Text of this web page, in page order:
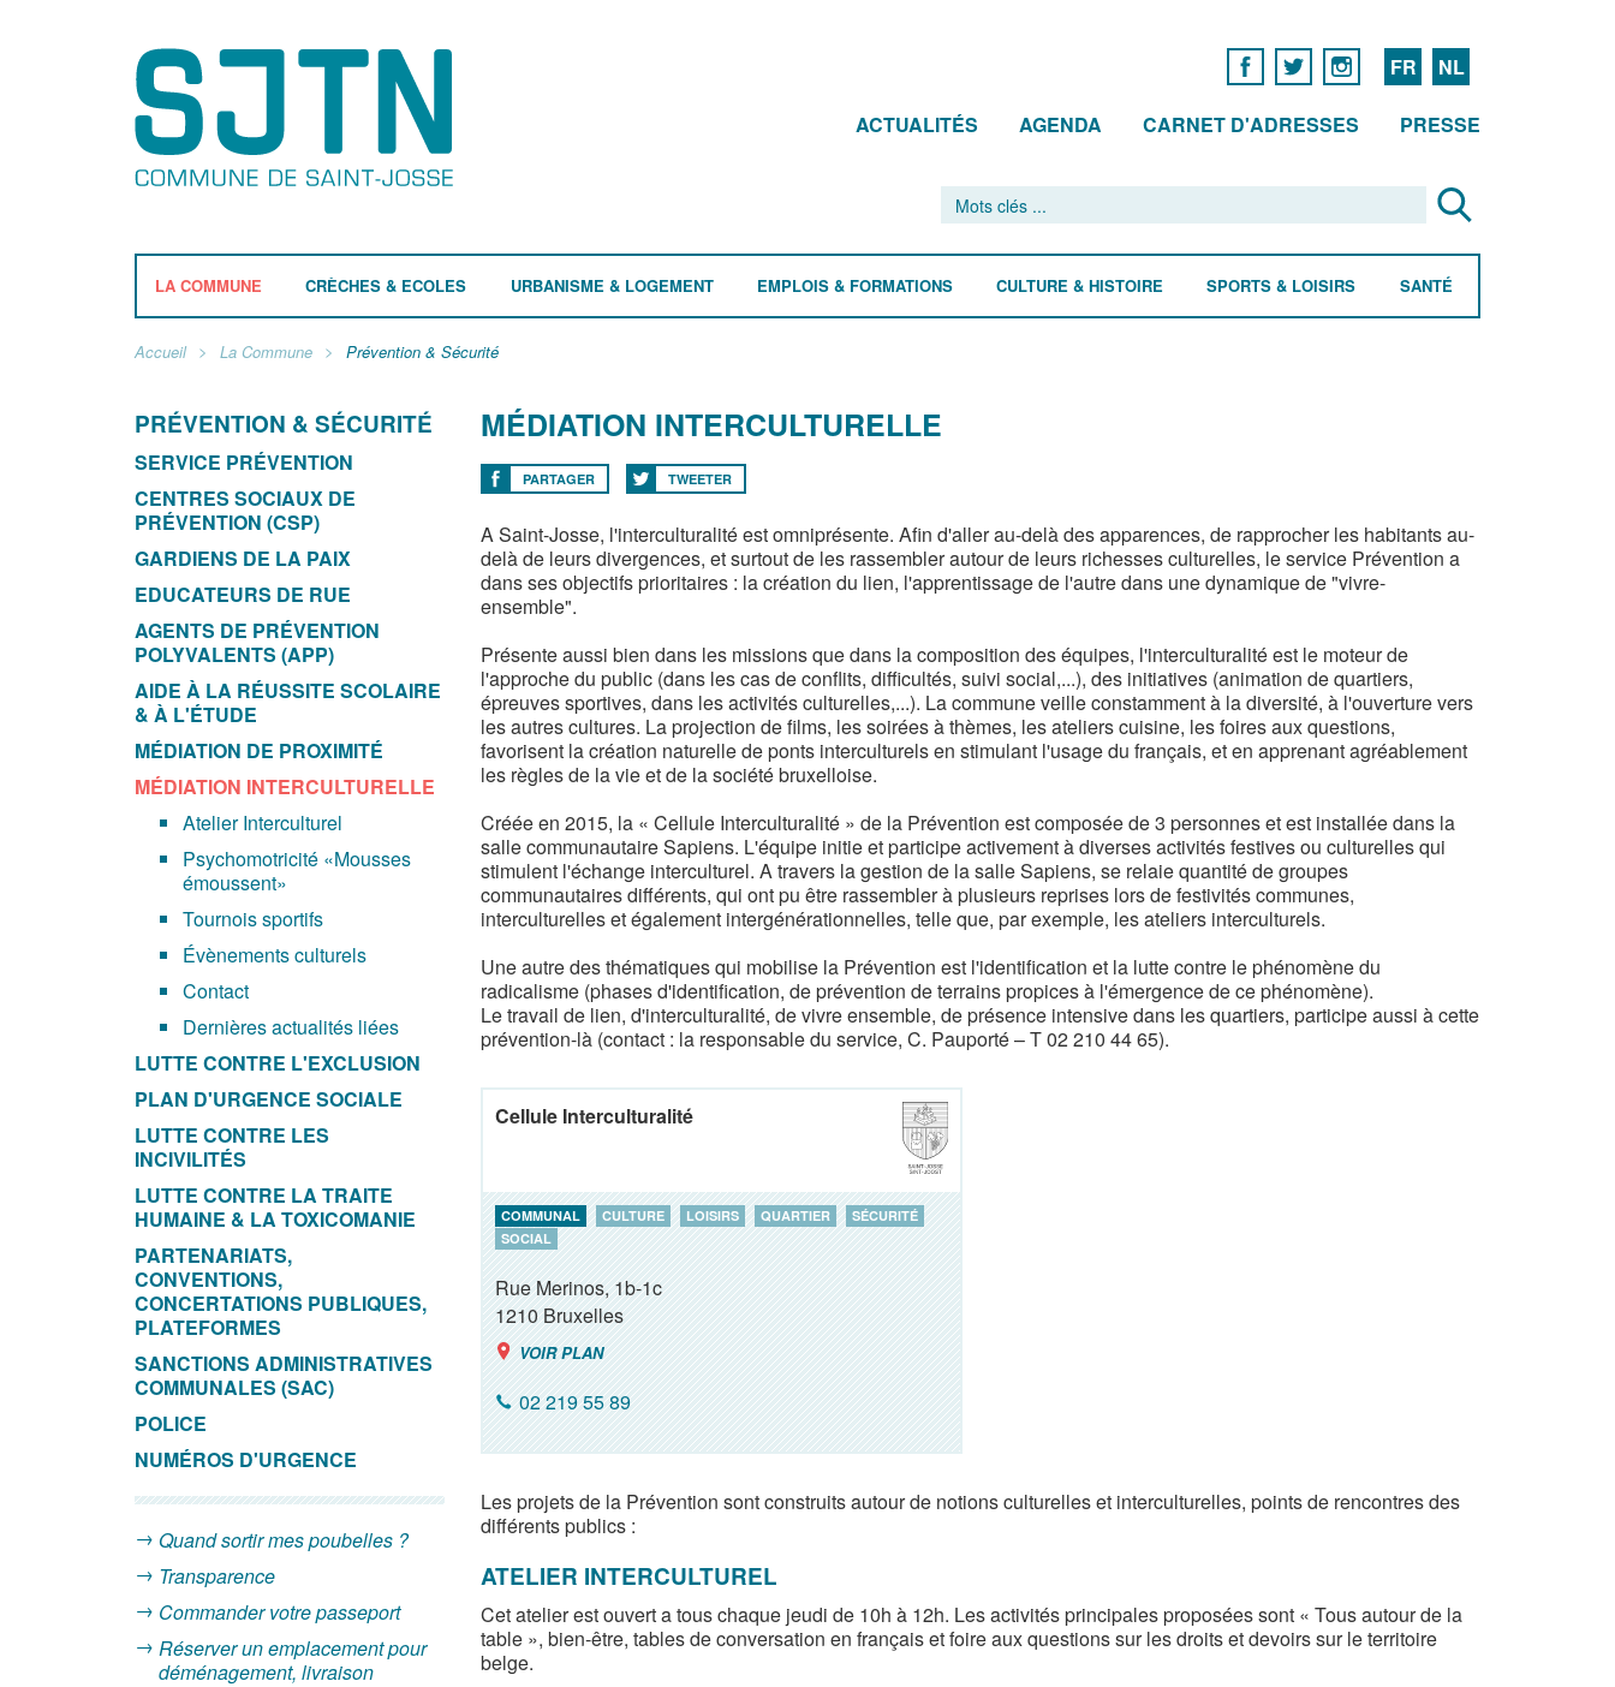
FR NL
ACTUALITÉS AGENDA CARNET D'ADRESSES PRESSE
LA COMMUNE CRÈCHES & ECOLES URBANISME & LOGEMENT EMPLOIS & FORMATIONS CULTURE & HISTOIRE SPORTS & LOISIRS SANTÉ
Accueil La Commune Prévention & Sécurité
PRÉVENTION & SÉCURITÉ
SERVICE PRÉVENTION
CENTRES SOCIAUX DE
PRÉVENTION (CSP)
GARDIENS DE LA PAIX
EDUCATEURS DE RUE
AGENTS DE PRÉVENTION
POLYVALENTS (APP)
AIDE À LA RÉUSSITE SCOLAIRE
& À L'ÉTUDE
MÉDIATION DE PROXIMITÉ
MÉDIATION INTERCULTURELLE
Atelier Interculturel
Psychomotricité «Mousses
émoussent»
Tournois sportifs
Évènements culturels
Contact
Dernières actualités liées
LUTTE CONTRE L'EXCLUSION
PLAN D'URGENCE SOCIALE
LUTTE CONTRE LES
INCIVILITÉS
LUTTE CONTRE LA TRAITE
HUMAINE & LA TOXICOMANIE
PARTENARIATS,
CONVENTIONS,
CONCERTATIONS PUBLIQUES,
PLATEFORMES
SANCTIONS ADMINISTRATIVES
COMMUNALES (SAC)
POLICE
NUMÉROS D'URGENCE
Quand sortir mes poubelles ?
Transparence
Commander votre passeport
Réserver un emplacement pour
déménagement, livraison
MÉDIATION INTERCULTURELLE
PARTAGER TWEETER
A Saint-Josse, l'interculturalité est omniprésente. Afin d'aller au-delà des apparences, de rapprocher les habitants au-
delà de leurs divergences, et surtout de les rassembler autour de leurs richesses culturelles, le service Prévention a
dans ses objectifs prioritaires : la création du lien, l'apprentissage de l'autre dans une dynamique de "vivre-
ensemble".
Présente aussi bien dans les missions que dans la composition des équipes, l'interculturalité est le moteur de
l'approche du public (dans les cas de conflits, difficultés, suivi social,...), des initiatives (animation de quartiers,
épreuves sportives, dans les activités culturelles,...). La commune veille constamment à la diversité, à l'ouverture vers
les autres cultures. La projection de films, les soirées à thèmes, les ateliers cuisine, les foires aux questions,
favorisent la création naturelle de ponts interculturels en stimulant l'usage du français, et en apprenant agréablement
les règles de la vie et de la société bruxelloise.
Créée en 2015, la « Cellule Interculturalité » de la Prévention est composée de 3 personnes et est installée dans la
salle communautaire Sapiens. L'équipe initie et participe activement à diverses activités festives ou culturelles qui
stimulent l'échange interculturel. A travers la gestion de la salle Sapiens, se relaie quantité de groupes
communautaires différents, qui ont pu être rassembler à plusieurs reprises lors de festivités communes,
interculturelles et également intergénérationnelles, telle que, par exemple, les ateliers interculturels.
Une autre des thématiques qui mobilise la Prévention est l'identification et la lutte contre le phénomène du
radicalisme (phases d'identification, de prévention de terrains propices à l'émergence de ce phénomène).
Le travail de lien, d'interculturalité, de vivre ensemble, de présence intensive dans les quartiers, participe aussi à cette
prévention-là (contact : la responsable du service, C. Pauporté – T 02 210 44 65).
Cellule Interculturalité
COMMUNAL CULTURE LOISIRS QUARTIER
SÉCURITÉ
SOCIAL
Rue Merinos, 1b-1c
1210Bruxelles
VOIR PLAN
02 219 55 89
Les projets de la Prévention sont construits autour de notions culturelles et interculturelles, points de rencontres des
différents publics :
ATELIER INTERCULTUREL
Cet atelier est ouvert a tous chaque jeudi de 10h à 12h. Les activités principales proposées sont « Tous autour de la
table », bien-être, tables de conversation en français et foire aux questions sur les droits et devoirs sur le territoire
belge.